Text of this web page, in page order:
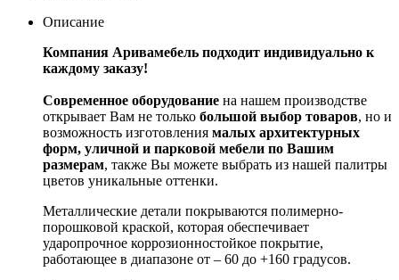
Описание
Компания Аривамебель подходит индивидуально к
каждому заказу!
Современное оборудование на нашем производстве
открывает Вам не только большой выбор товаров, но и
возможность изготовления малых архитектурных
форм, уличной и парковой мебели по Вашим
размерам, также Вы можете выбрать из нашей палитры
цветов уникальные оттенки.
Металлические детали покрываются полимерно-
порошковой краской, которая обеспечивает
ударопрочное коррозионностойкое покрытие,
работающее в диапазоне от – 60 до +160 градусов.